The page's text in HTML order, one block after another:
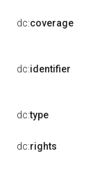
dc:coverage
dc:identifier
dc:type
dc:rights